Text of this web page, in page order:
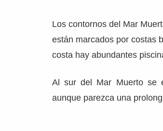
Los contornos del Mar
están marcados por costas
costa hay abundantes
Al sur del Mar Muerto se
aunque parezca una